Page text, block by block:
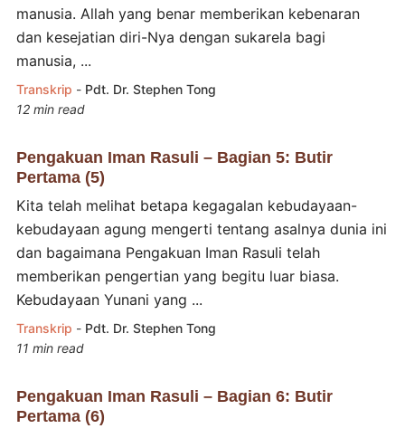
manusia. Allah yang benar memberikan kebenaran
dan kesejatian diri-Nya dengan sukarela bagi
manusia, ...
Transkrip - Pdt. Dr. Stephen Tong
12 min read
Pengakuan Iman Rasuli – Bagian 5: Butir
Pertama (5)
Kita telah melihat betapa kegagalan kebudayaan-
kebudayaan agung mengerti tentang asalnya dunia ini
dan bagaimana Pengakuan Iman Rasuli telah
memberikan pengertian yang begitu luar biasa.
Kebudayaan Yunani yang ...
Transkrip - Pdt. Dr. Stephen Tong
11 min read
Pengakuan Iman Rasuli – Bagian 6: Butir
Pertama (6)